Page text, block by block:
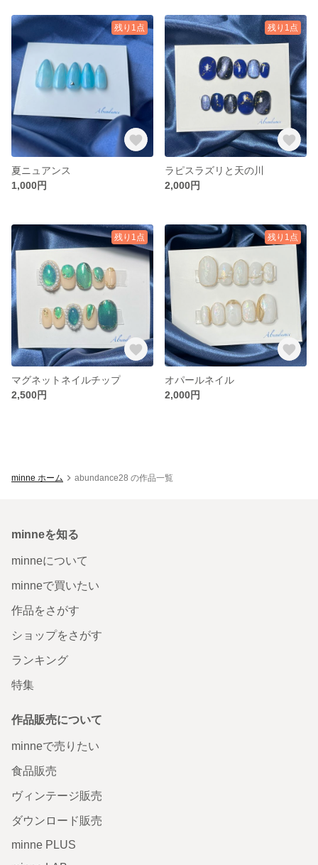
残り1点
夏ニュアンス
1,000円
残り1点
ラピスラズリと天の川
2,000円
残り1点
マグネットネイルチップ
2,500円
残り1点
オパールネイル
2,000円
minne ホーム abundance28 の作品一覧
minneを知る
minneについて
minneで買いたい
作品をさがす
ショップをさがす
ランキング
特集
作品販売について
minneで売りたい
食品販売
ヴィンテージ販売
ダウンロード販売
minne PLUS